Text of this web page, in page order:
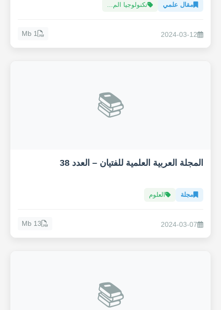
مقال علمي تكنولوجيا الم...
2024-03-12
1 Mb
📚
المجلة العربية العلمية للفتيان – العدد 38
مجلة العلوم
2024-03-07
13 Mb
📚